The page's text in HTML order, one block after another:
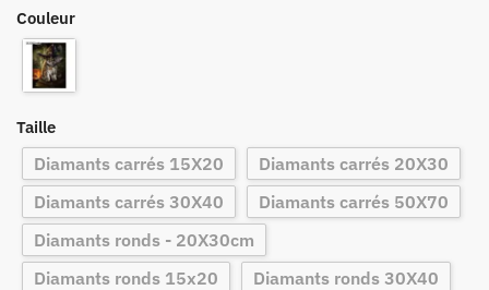
Couleur
Taille
Diamants carrés 15X20
Diamants carrés 20X30
Diamants carrés 30X40
Diamants carrés 50X70
Diamants ronds - 20X30cm
Diamants ronds 15x20
Diamants ronds 30X40